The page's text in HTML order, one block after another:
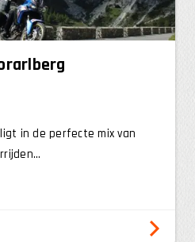
in de perfecte mix van